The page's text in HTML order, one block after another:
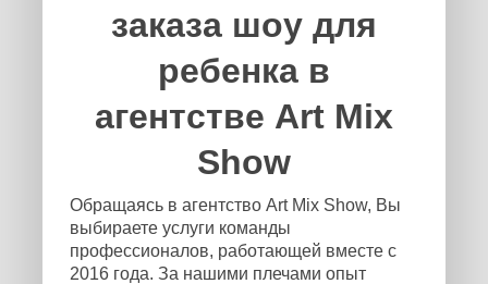
заказа шоу для
ребенка в
агентстве Art Mix
Show
Обращаясь в агентство Art Mix Show, Вы
выбираете услуги команды
профессионалов, работающей вместе с
2016 года. За нашими плечами опыт